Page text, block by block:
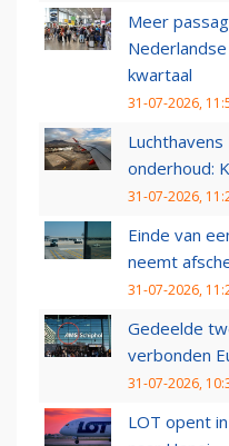
Meer
kwartaal
31-07-2026,
onderhoud:
31-07-2026,
Einde van
neemt
31-07-2026,
Gedeelde
verbonden
31-07-2026,
LOT opent